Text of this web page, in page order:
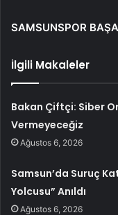
SAMSUNSPOR
İlgili Makaleler
Bakan Çiftçi: Siber
Vermeyeceğiz
Ağustos 6, 2026
Samsun’da Suruç
Yolcusu” Anıldı
Ağustos 6, 2026